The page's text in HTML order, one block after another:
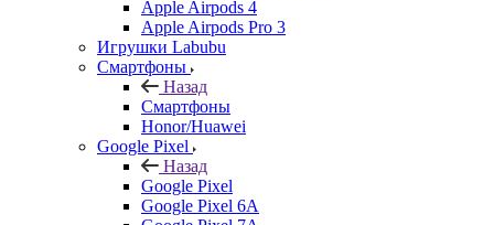
Apple Airpods 4
Apple Airpods Pro 3
Игрушки Labubu
Смартфоны
Назад
Смартфоны
Honor/Huawei
Google Pixel
Назад
Google Pixel
Google Pixel 6A